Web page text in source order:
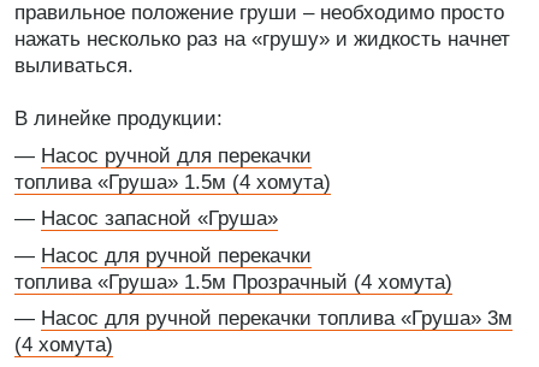
правильное положение груши – необходимо просто
нажать несколько раз на «грушу» и жидкость начнет
выливаться.
В линейке продукции:
— Насос ручной для перекачки
топлива «Груша» 1.5м (4 хомута)
— Насос запасной «Груша»
— Насос для ручной перекачки
топлива «Груша» 1.5м Прозрачный (4 хомута)
— Насос для ручной перекачки топлива «Груша» 3м
(4 хомута)